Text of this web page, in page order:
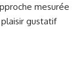
mesurée
gustatif